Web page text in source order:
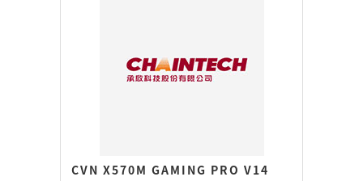
CVN X570M GAMING PRO V14